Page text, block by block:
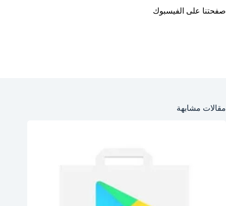
صفحتنا على الفيسبوك
مقالات مشابهة